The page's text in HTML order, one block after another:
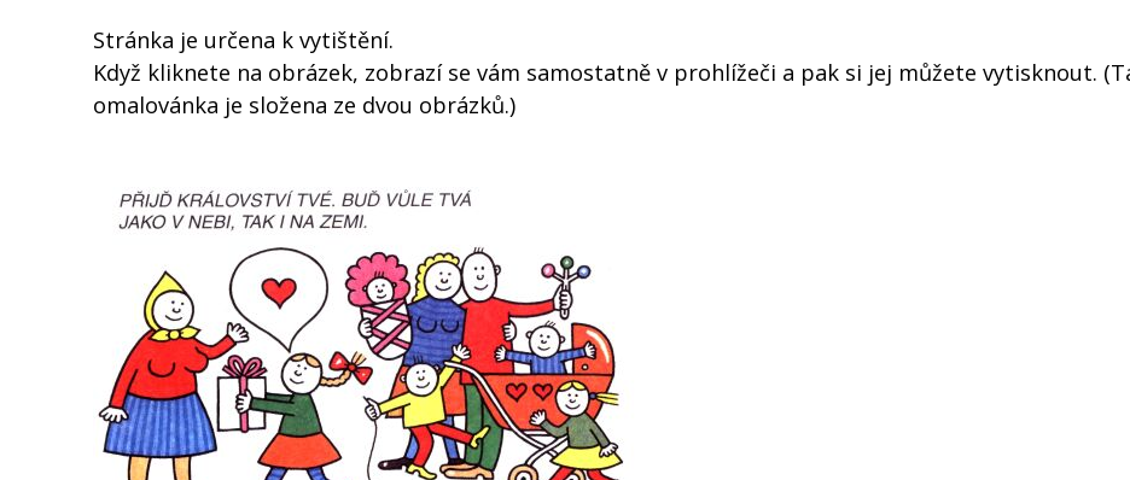
Stránka je určena k vytištění.
Když kliknete na obrázek, zobrazí se vám samostatně v prohlížeči a pak si jej můžete vytisknout.
omalovánka je složena ze dvou obrázků.)